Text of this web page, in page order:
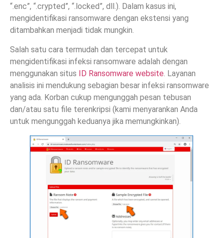
“.enc”, “.crypted”, “.locked”, dll.). Dalam kasus ini,
mengidentifikasi ransomware dengan ekstensi yang
ditambahkan menjadi tidak mungkin.
Salah satu cara termudah dan tercepat untuk
mengidentifikasi infeksi ransomware adalah dengan
menggunakan situs ID Ransomware website . Layanan
analisis ini mendukung sebagian besar infeksi ransomware
yang ada. Korban cukup mengunggah pesan tebusan
dan/atau satu file terenkripsi (kami menyarankan Anda
untuk mengunggah keduanya jika memungkinkan).